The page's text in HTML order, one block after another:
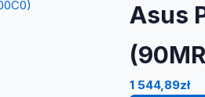
Asus
1 544,89zł